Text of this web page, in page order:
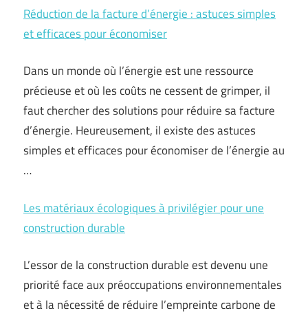
Réduction de la facture d’énergie : astuces simples
et efficaces pour économiser
Dans un monde où l’énergie est une ressource
précieuse et où les coûts ne cessent de grimper, il
faut chercher des solutions pour réduire sa facture
d’énergie. Heureusement, il existe des astuces
simples et efficaces pour économiser de l’énergie au
…
Les matériaux écologiques à privilégier pour une
construction durable
L’essor de la construction durable est devenu une
priorité face aux préoccupations environnementales
et à la nécessité de réduire l’empreinte carbone de